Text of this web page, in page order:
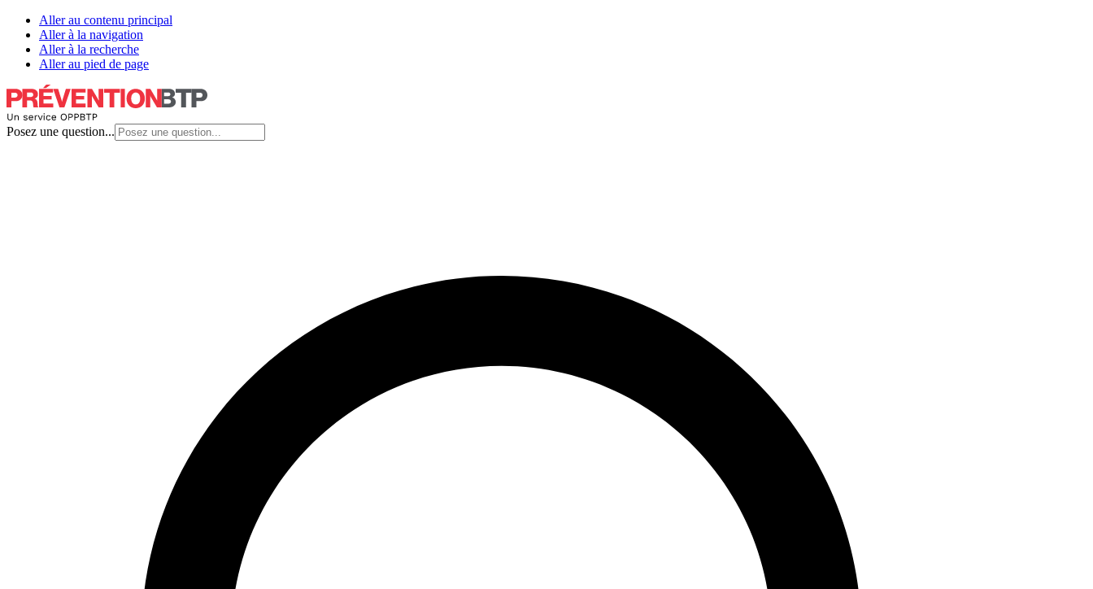
Aller au contenu principal
Aller à la navigation
Aller à la recherche
Aller au pied de page
Posez une question...